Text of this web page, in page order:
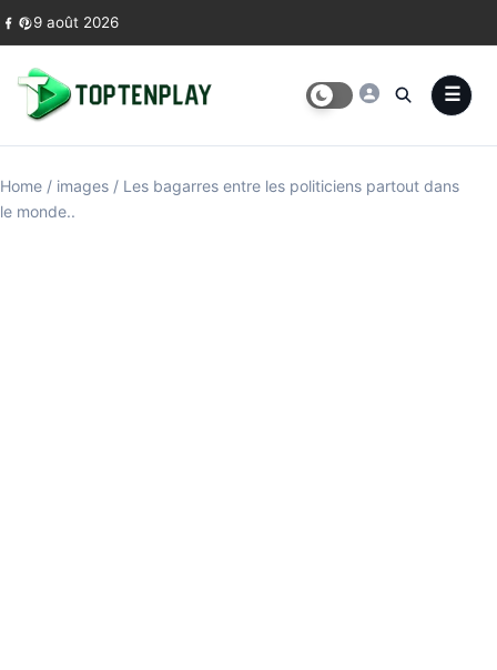
Skip to content
9 août 2026
Home / images / Les bagarres entre les politiciens partout dans
le monde..